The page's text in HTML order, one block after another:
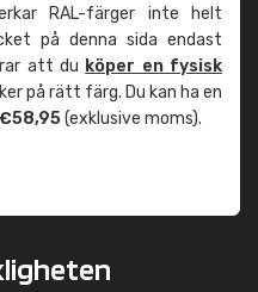
RAL-färger inte helt
på denna sida endast
att du köper en fysisk
på rätt färg. Du kan ha en
(exklusive moms).